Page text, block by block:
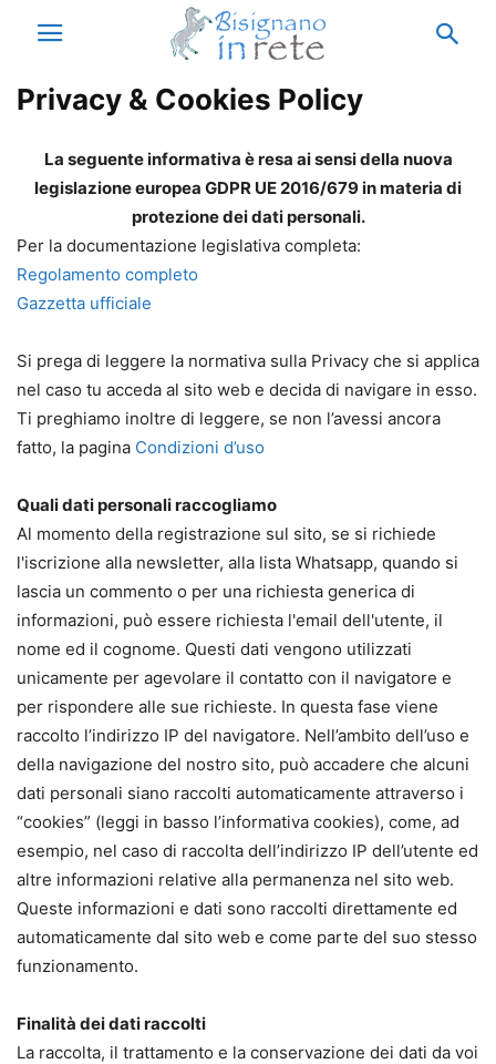
Privacy & Cookies Policy
La seguente informativa è resa ai sensi della nuova
legislazione europea GDPR UE 2016/679 in materia di
protezione dei dati personali.
Per la documentazione legislativa completa:
Regolamento completo
Gazzetta ufficiale
Si prega di leggere la normativa sulla Privacy che si applica
nel caso tu acceda al sito web e decida di navigare in esso.
Ti preghiamo inoltre di leggere, se non l’avessi ancora
fatto, la pagina Condizioni d’uso
Quali dati personali raccogliamo
Al momento della registrazione sul sito, se si richiede
l'iscrizione alla newsletter, alla lista Whatsapp, quando si
lascia un commento o per una richiesta generica di
informazioni, può essere richiesta l'email dell'utente, il
nome ed il cognome. Questi dati vengono utilizzati
unicamente per agevolare il contatto con il navigatore e
per rispondere alle sue richieste. In questa fase viene
raccolto l’indirizzo IP del navigatore. Nell’ambito dell’uso e
della navigazione del nostro sito, può accadere che alcuni
dati personali siano raccolti automaticamente attraverso i
“cookies” (leggi in basso l’informativa cookies), come, ad
esempio, nel caso di raccolta dell’indirizzo IP dell’utente ed
altre informazioni relative alla permanenza nel sito web.
Queste informazioni e dati sono raccolti direttamente ed
automaticamente dal sito web e come parte del suo stesso
funzionamento.
Finalità dei dati raccolti
La raccolta, il trattamento e la conservazione dei dati da voi